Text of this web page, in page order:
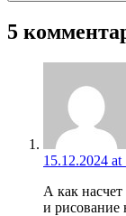
5
15.12.2024 at
А как насчет
и рисование